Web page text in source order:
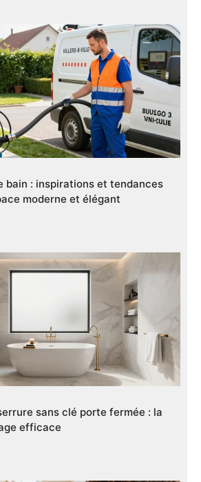
bain : inspirations et tendances
moderne et élégant
sans clé porte fermée : la
efficace